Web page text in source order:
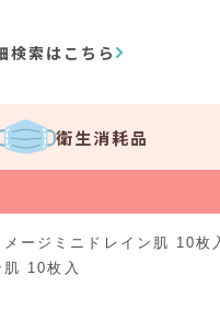
検索はこちら
衛生消耗品
メージミニドレイン肌 10枚
肌 10枚入